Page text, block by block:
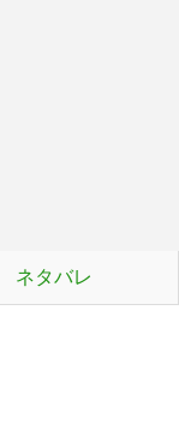
ネタバレ